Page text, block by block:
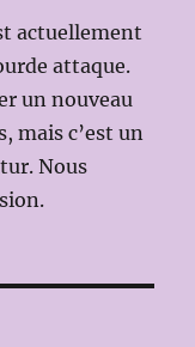
NOSEDA,
en
scène:
Robert
actuellement
attaque.
un nouveau
mais c’est un
Nous